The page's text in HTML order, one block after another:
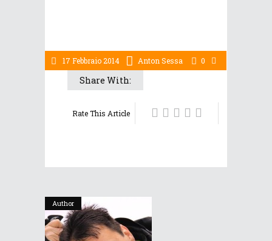
17 Febbraio 2014 Anton Sessa 0
Share With:
Rate This Article
Author